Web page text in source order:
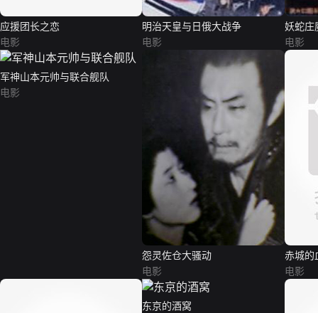
应援团长之恋
电影
明治天皇与日俄大战争
电影
妖蛇庄
电影
军神山本元帅与联合舰队
电影
怨灵佐仓大骚动
电影
赤城的
电影
东京的酒窝